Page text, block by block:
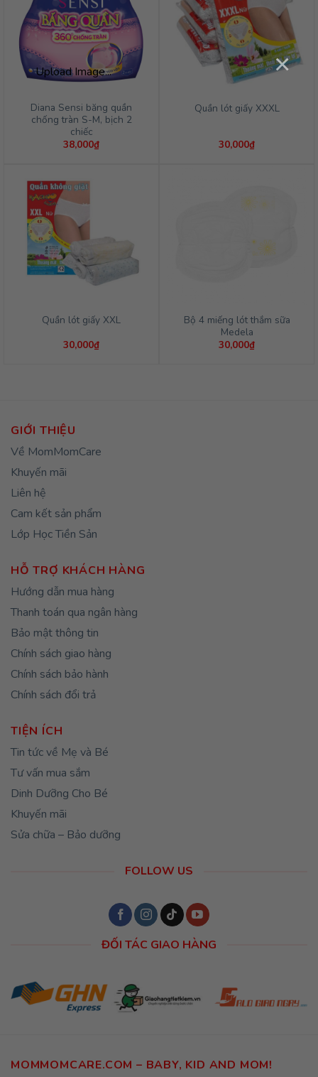
Upload Image... ×
Diana Sensi băng quần
chống tràn S-M, bịch 2
chiếc
38,000₫
Quần lót giấy XXXL
30,000₫
Quần lót giấy XXL
30,000₫
Bộ 4 miếng lót thắm sữa
Medela
30,000₫
GIỚI THIỆU
Về MomMomCare
Khuyến mãi
Liên hệ
Cam kết sản phẩm
Lớp Học Tiền Sản
HỖ TRỢ KHÁCH HÀNG
Hướng dẫn mua hàng
Thanh toán qua ngân hàng
Bảo mật thông tin
Chính sách giao hàng
Chính sách bảo hành
Chính sách đổi trả
TIỆN ÍCH
Tin tức về Mẹ và Bé
Tư vấn mua sắm
Dinh Dưỡng Cho Bé
Khuyến mãi
Sửa chữa – Bảo dưỡng
FOLLOW US
ĐỐI TÁC GIAO HÀNG
MOMMOMCARE.COM – BABY, KID AND MOM!